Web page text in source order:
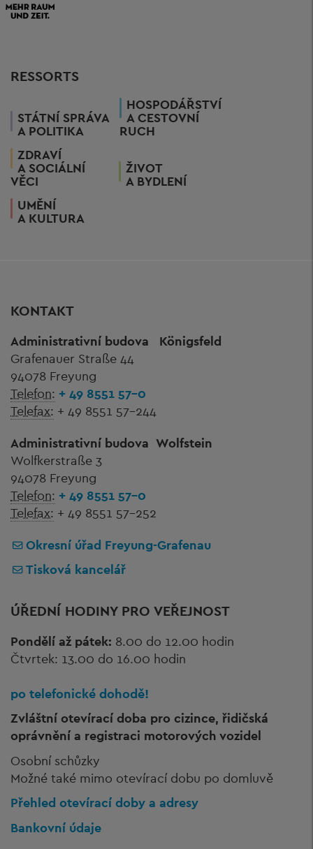
RESSORTS
STÁTNÍ SPRÁVA
A POLITIKA
HOSPODÁŘSTVÍ
A CESTOVNÍ
RUCH
ZDRAVÍ
A SOCIÁLNÍ
VĚCI
ŽIVOT
A BYDLENÍ
UMĚNÍ
A KULTURA
KONTAKT
Administrativní budova
Königsfeld
Grafenauer Straße 44
94078 Freyung
Telefon: + 49 8551 57-0
Telefax: + 49 8551 57-244
Administrativní budova Wolfstein
Wolfkerstraße 3
94078 Freyung
Telefon: + 49 8551 57-0
Telefax: + 49 8551 57-252
Okresní úřad Freyung-Grafenau
Tisková kancelář
ÚŘEDNÍ HODINY PRO VEŘEJNOST
Pondělí až pátek: 8.00 do 12.00 hodin
Čtvrtek: 13.00 do 16.00 hodin
po telefonické dohodě!
Zvláštní otevírací doba pro cizince, řidičská
oprávnění a registraci motorových vozidel
Osobní schůzky
Možné také mimo otevírací dobu po domluvě
Přehled otevírací doby a adresy
Bankovní údaje